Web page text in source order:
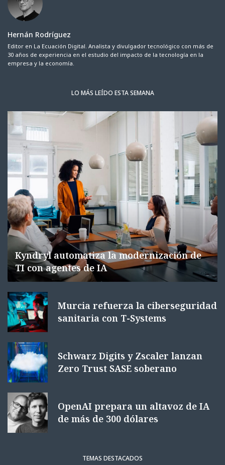
Hernán Rodríguez
Editor en La Ecuación Digital. Analista y divulgador tecnológico con más de
30 años de experiencia en el estudio del impacto de la tecnología en la
empresa y la economía.
LO MÁS LEÍDO ESTA SEMANA
Kyndryl automatiza la modernización de
TI con agentes de IA
Murcia refuerza la ciberseguridad
sanitaria con T-Systems
Schwarz Digits y Zscaler lanzan
Zero Trust SASE soberano
OpenAI prepara un altavoz de IA
de más de 300 dólares
TEMAS DESTACADOS